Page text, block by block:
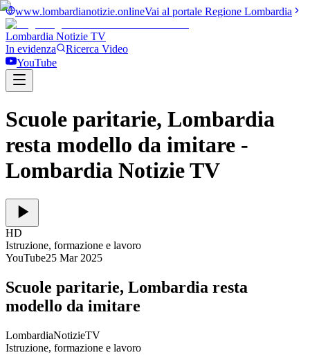
www.lombardianotizie.onlineVai al portale Regione Lombardia
Lombardia Notizie TV
In evidenza
Ricerca Video
YouTube
Scuole paritarie, Lombardia
resta modello da imitare -
Lombardia Notizie TV
HD
Istruzione, formazione e lavoro
YouTube25 Mar 2025
Scuole paritarie, Lombardia resta
modello da imitare
LombardiaNotizieTV
Istruzione, formazione e lavoro